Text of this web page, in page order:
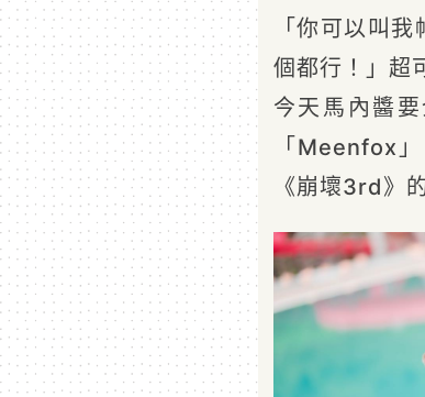
「你可以叫
個都行！」超
今天馬內醬
「Meenfox
《崩壞3rd》